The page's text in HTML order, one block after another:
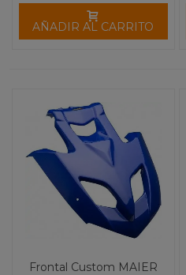
AÑADIR AL CARRITO
Frontal Custom MAIER